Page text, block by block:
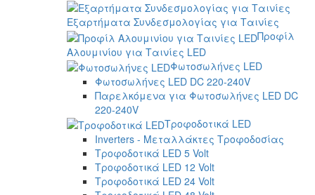
Εξαρτήματα Συνδεσμολογίας για Ταινίες
Προφίλ
Αλουμινίου για Ταινίες LED
Φωτοσωλήνες LED
Φωτοσωλήνες LED DC 220-240V
Παρελκόμενα για Φωτοσωλήνες LED DC
220-240V
Τροφοδοτικά LED
Inverters - Μεταλλάκτες Τροφοδοσίας
Τροφοδοτικά LED 5 Volt
Τροφοδοτικά LED 12 Volt
Τροφοδοτικά LED 24 Volt